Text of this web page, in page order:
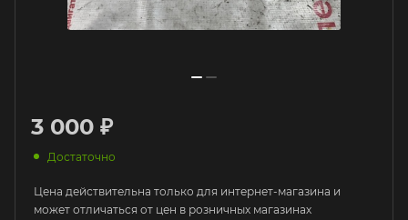
3 000 ₽
Достаточно
Цена действительна только для интернет-магазина и
может отличаться от цен в розничных магазинах